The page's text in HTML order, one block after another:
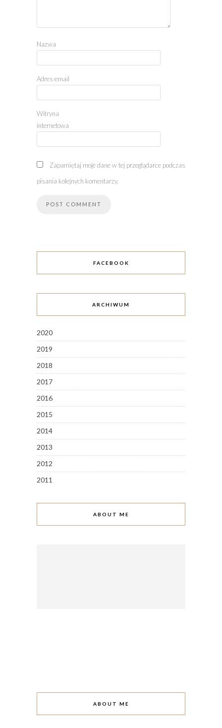
Nazwa
Adres email
Witryna
internetowa
Zapamiętaj moje dane w tej przeglądarce podczas
pisania kolejnych komentarzy.
FACEBOOK
ARCHIWUM
2020
2019
2018
2017
2016
2015
2014
2013
2012
2011
ABOUT ME
ABOUT ME